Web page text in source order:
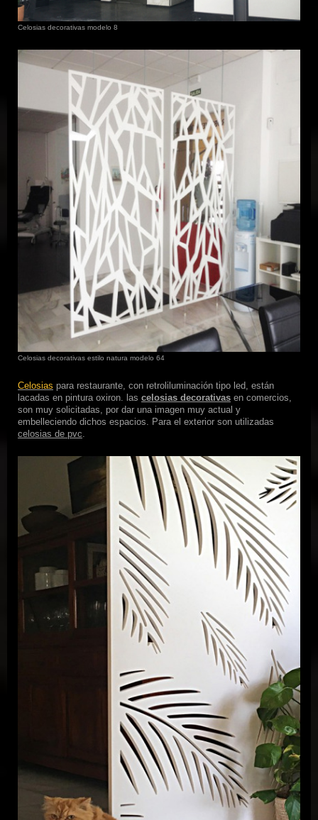
Celosias decorativas modelo 8
Celosias decorativas estilo natura modelo 64
Celosias para restaurante, con retroliluminación tipo led, están
lacadas en pintura oxiron. las celosias decorativas en comercios,
son muy solicitadas, por dar una imagen muy actual y
embelleciendo dichos espacios. Para el exterior son utilizadas
celosias de pvc